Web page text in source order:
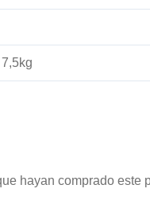
hayan comprado este